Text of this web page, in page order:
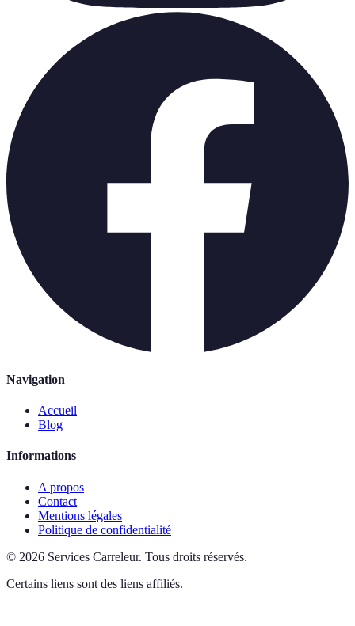
Navigation
Accueil
Blog
Informations
A propos
Contact
Mentions légales
Politique de confidentialité
© 2026 Services Carreleur. Tous droits réservés.
Certains liens sont des liens affiliés.